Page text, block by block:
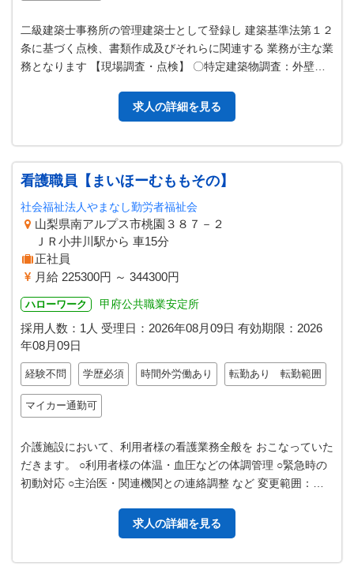
二級建築士事務所の管理建築士として登録し 建築基準法第１２
条に基づく点検、書類作成及びそれらに関連する 業務が主な業
務となります 【現場調査・点検】 〇特定建築物調査：外壁の
求人の詳細を見る
看護職員【まいほーむももその】
社会福祉法人やまなし勤労者福祉会
山梨県南アルプス市桃園３８７－２
ＪＲ小井川駅から 車15分
正社員
月給 225300円 ～ 344300円
ハローワーク 甲府公共職業安定所
採用人数：1人 受理日： 2026年08月09日 有効期限： 2026
年08月09日
経験不問 学歴必須 時間外労働あり 転勤あり 転勤範囲
マイカー通勤可
介護施設において、利用者様の看護業務全般を おこなっていた
だきます。 ○利用者様の体温・血圧などの体調管理 ○緊急時の
初動対応 ○主治医・関連機関との連絡調整 など 変更範囲：法
求人の詳細を見る